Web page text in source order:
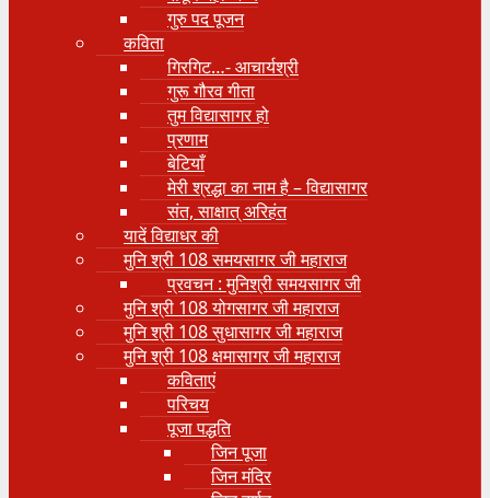
गुरु पद पूजन
कविता
गिरगिट…- आचार्यश्री
गुरू गौरव गीता
तुम विद्यासागर हो
प्रणाम
बेटियाँ
मेरी श्रद्धा का नाम है – विद्यासागर
संत, साक्षात् अरिहंत
यादें विद्याधर की
मुनि श्री 108 समयसागर जी महाराज
प्रवचन : मुनिश्री समयसागर जी
मुनि श्री 108 योगसागर जी महाराज
मुनि श्री 108 सुधासागर जी महाराज
मुनि श्री 108 क्षमासागर जी महाराज
कविताएं
परिचय
पूजा पद्धति
जिन पूजा
जिन मंदिर